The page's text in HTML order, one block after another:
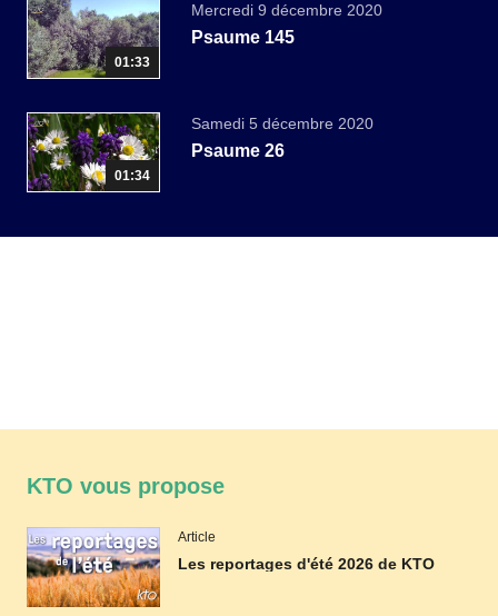
01:33
Mercredi 9 décembre 2020
Psaume 145
01:34
Samedi 5 décembre 2020
Psaume 26
KTO vous propose
Article
Les reportages d'été 2026 de KTO